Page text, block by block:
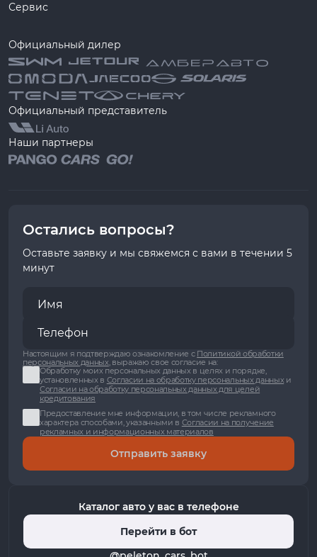
Сервис
Официальный дилер
Официальный представитель
Наши партнеры
Остались вопросы?
Оставьте заявку и мы свяжемся с вами в течении 5
минут
Настоящим я подтверждаю ознакомление с Политикой обработки
персональных данных, выражаю свое согласие на:
Обработку моих персональных данных в целях и порядке,
установленных в Согласии на обработку персональных данныхи
Согласии на обработку персональных данных для целей
кредитования
Предоставление мне информации, в том числе рекламного
характера способами, указанными в Согласии на получение
рекламных и информационных материалов
Отправить заявку
Каталог авто у вас в телефоне
Перейти в бот